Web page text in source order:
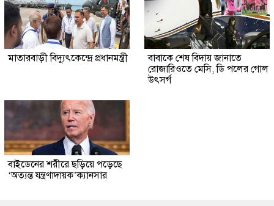
মাতারবাড়ী বিদ্যুৎকেন্দ্রে প্রধানমন্ত্রী
বাবাকে শেষ বিদায় জানাতে
রোজারিওতে মেসি, ডি পলের গোল
উৎসর্গ
বাইডেনের শরীরে ছড়িয়ে পড়েছে
‘অত্যন্ত যন্ত্রণাদায়ক’ক্যানসার